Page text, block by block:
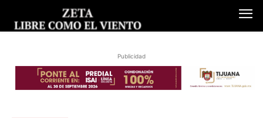
Publicidad